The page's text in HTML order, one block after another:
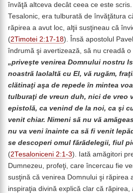
învăţă altceva decât ceea ce este scris.
Tesalonic, era tulburată de învăţătura
răpirea a avut loc, alţii susţineau că
(2Timotei 2:17-18). Însă apostolul
îndrumă şi avertizează, să nu creadă
„priveşte venirea Domnului nostru
noastră laolaltă cu El, vă rugăm,
clătinaţi aşa de repede în mintea
tulburaţi de vreun duh, nici de vreo
epistolă, ca venind de la noi, ca şi
venit chiar. Nimeni să nu vă
nu va veni înainte ca să fi venit
se descoperi omul fărădelegii, fiul
(2Tesaloniceni 2:1-3). Iată amăgitori
Dumnezeu, profeţi, care încercau fie
susţină că venirea Domnului şi răpirea
inspiraţia divină explică clar că